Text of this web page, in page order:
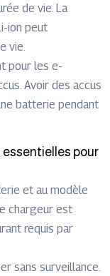
de vie. La
ion peut
vie.
pour les e-
Avoir des accus
batterie pendant
essentielles pour
et au modèle
chargeur est
requis par
sans surveillance.